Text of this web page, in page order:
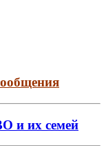
и их семей